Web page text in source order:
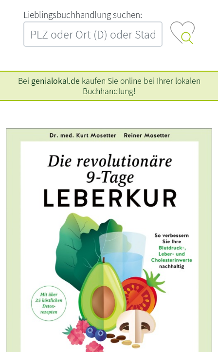
L‍i‍e‍b‍l‍i‍n‍g‍s‍b‍u‍c‍h‍h‍a‍n‍d‍l‍u‍n‍g‍ ‍s‍u‍c‍h‍e‍n‍:‍
Bei genialokal.de kaufen Sie online bei Ihrer lokalen
Buchhandlung!